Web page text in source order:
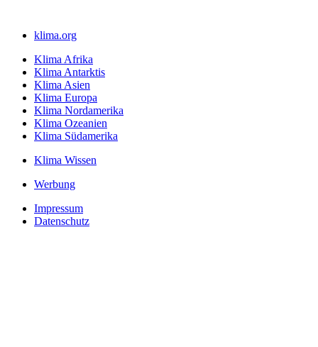
klima.org
Klima Afrika
Klima Antarktis
Klima Asien
Klima Europa
Klima Nordamerika
Klima Ozeanien
Klima Südamerika
Klima Wissen
Werbung
Impressum
Datenschutz